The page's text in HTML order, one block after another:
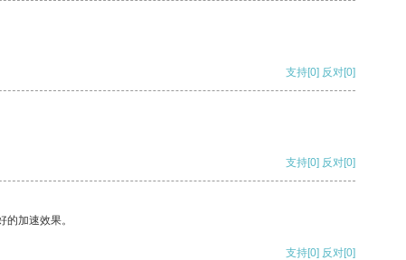
支持[0] 反对[0]
支持[0] 反对[0]
加速效果。
支持[0] 反对[0]